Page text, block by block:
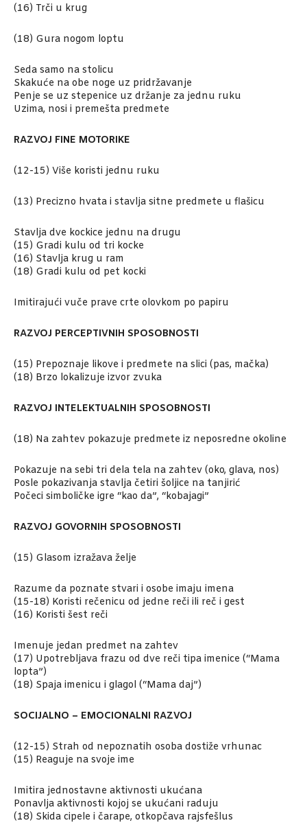
(16) Trči u krug
(18) Gura nogom loptu
Seda samo na stolicu
Skakuće na obe noge uz pridržavanje
Penje se uz stepenice uz držanje za jednu ruku
Uzima, nosi i premešta predmete
RAZVOJ FINE MOTORIKE
(12-15) Više koristi jednu ruku
(13) Precizno hvata i stavlja sitne predmete u flašicu
Stavlja dve kockice jednu na drugu
(15) Gradi kulu od tri kocke
(16) Stavlja krug u ram
(18) Gradi kulu od pet kocki
Imitirajući vuče prave crte olovkom po papiru
RAZVOJ PERCEPTIVNIH SPOSOBNOSTI
(15) Prepoznaje likove i predmete na slici (pas, mačka)
(18) Brzo lokalizuje izvor zvuka
RAZVOJ INTELEKTUALNIH SPOSOBNOSTI
(18) Na zahtev pokazuje predmete iz neposredne okoline
Pokazuje na sebi tri dela tela na zahtev (oko, glava, nos)
Posle pokazivanja stavlja četiri šoljice na tanjirić
Počeci simboličke igre “kao da”, “kobajagi”
RAZVOJ GOVORNIH SPOSOBNOSTI
(15) Glasom izražava želje
Razume da poznate stvari i osobe imaju imena
(15-18) Koristi rečenicu od jedne reči ili reč i gest
(16) Koristi šest reči
Imenuje jedan predmet na zahtev
(17) Upotrebljava frazu od dve reči tipa imenice (“Mama
lopta”)
(18) Spaja imenicu i glagol (“Mama daj”)
SOCIJALNO – EMOCIONALNI RAZVOJ
(12-15) Strah od nepoznatih osoba dostiže vrhunac
(15) Reaguje na svoje ime
Imitira jednostavne aktivnosti ukućana
Ponavlja aktivnosti kojoj se ukućani raduju
(18) Skida cipele i čarape, otkopčava rajsfešlus